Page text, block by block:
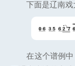
下面是辽南
在这个谱例